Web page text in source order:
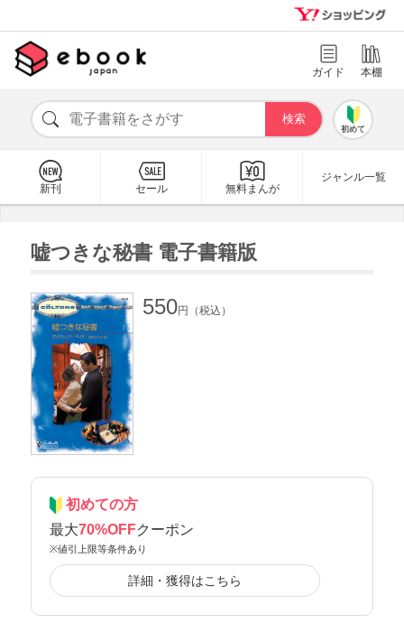
ガイド 本棚
初めて
新刊 セール 無料まんが
ジャンル一覧
嘘つきな秘書 電子書籍版
550円（税込）
初めての方
最大70%OFFクーポン
※値引上限等条件あり
詳細・獲得はこちら